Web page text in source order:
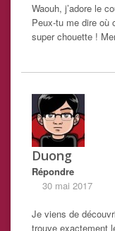
Waouh, j’adore le
Peux-tu me dire où
super chouette !
Duong
Répondre
30 mai 2017
Je viens de
trouve exactement